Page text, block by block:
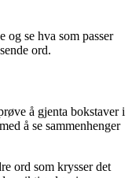
og se hva som passer
ord.
å gjenta bokstaver i
å se sammenhenger
ord som krysser det